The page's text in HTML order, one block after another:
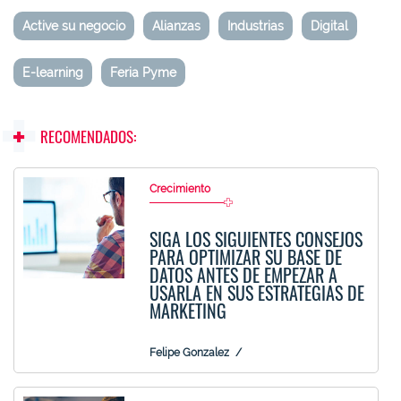
Active su negocio Alianzas Industrias Digital
E-learning Feria Pyme
RECOMENDADOS:
Crecimiento
SIGA LOS SIGUIENTES CONSEJOS
PARA OPTIMIZAR SU BASE DE
DATOS ANTES DE EMPEZAR A
USARLA EN SUS ESTRATEGIAS DE
MARKETING
Felipe Gonzalez